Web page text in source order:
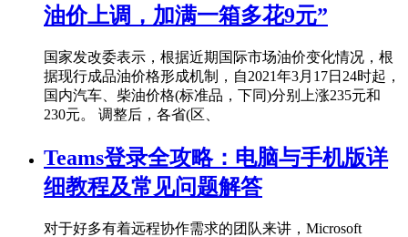
油价上调，加满一箱多花9元”
国家发改委表示，根据近期国际市场油价变化情况，根
据现行成品油价格形成机制，自2021年3月17日24时起，
国内汽车、柴油价格(标准品，下同)分别上涨235元和
230元。 调整后，各省(区、
Teams登录全攻略：电脑与手机版详
细教程及常见问题解答
对于好多有着远程协作需求的团队来讲，Microsoft